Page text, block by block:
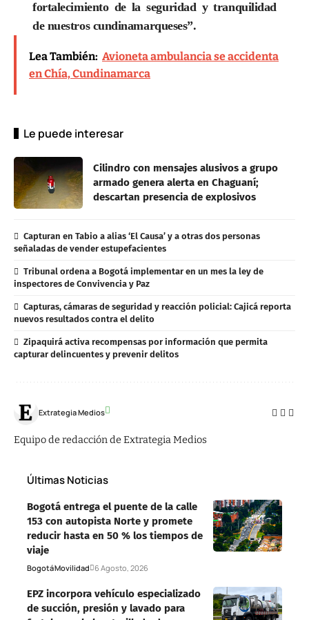
fortalecimiento de la seguridad y tranquilidad
de nuestros cundinamarqueses”.
Lea También: Avioneta ambulancia se accidenta
en Chía, Cundinamarca
Le puede interesar
Cilindro con mensajes alusivos a grupo
armado genera alerta en Chaguaní;
descartan presencia de explosivos
Capturan en Tabio a alias ‘El Causa’ y a otras dos personas
señaladas de vender estupefacientes
Tribunal ordena a Bogotá implementar en un mes la ley de
inspectores de Convivencia y Paz
Capturas, cámaras de seguridad y reacción policial: Cajicá reporta
nuevos resultados contra el delito
Zipaquirá activa recompensas por información que permita
capturar delincuentes y prevenir delitos
Extrategia Medios
Equipo de redacción de Extrategia Medios
Últimas Noticias
Bogotá entrega el puente de la calle
153 con autopista Norte y promete
reducir hasta en 50 % los tiempos de
viaje
BogotáMovilidad 6 Agosto, 2026
EPZ incorpora vehículo especializado
de succión, presión y lavado para